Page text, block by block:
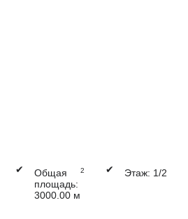
✔
Общая
площадь:
3000.00 м
2 ✔ Этаж: 1/2